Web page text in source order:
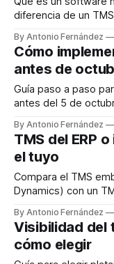
diferencia de un
By Antonio Fernández
Cómo
antes de
Guía paso a paso
antes del 5 de
By Antonio Fernández
TMS del ERP
el tuyo
Compara el TMS
Dynamics) con un
By Antonio Fernández
Visibilidad del
cómo elegir